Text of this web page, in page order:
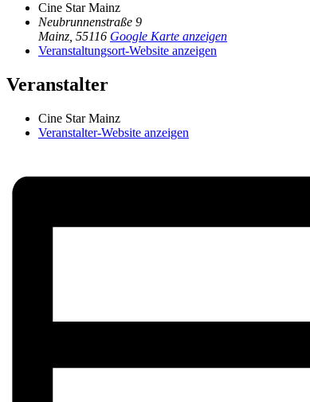
Cine Star Mainz
Neubrunnenstraße 9
Mainz 55116 Google Karte anzeigen
Veranstaltungsort-Website anzeigen
Veranstalter
Cine Star Mainz
Veranstalter-Website anzeigen